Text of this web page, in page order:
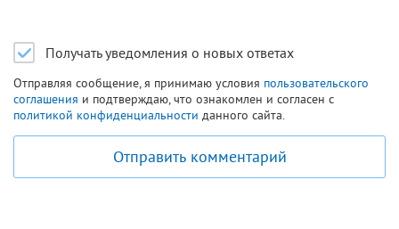
Получать уведомления о новых ответах
Отправляя сообщение, я принимаю условия пользовательского
соглашения и подтверждаю, что ознакомлен и согласен с
политикой конфиденциальности данного сайта.
Отправить комментарий